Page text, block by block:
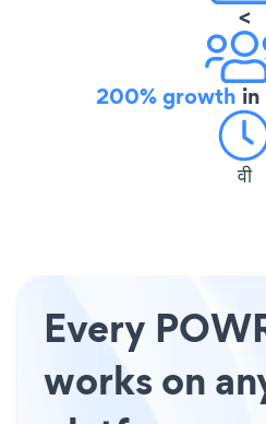
<
200% growth
वी
Every
works on